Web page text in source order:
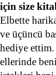
için size
Elbette
ve üçüncü
hediye
ellerinde